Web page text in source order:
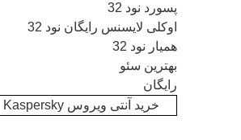
پسورد نود 32
اوکلی لایسنس رایگان نود 32
همیار نود 32
بهترین سئو
رایگان
خرید آنتی ویروس Kaspersky